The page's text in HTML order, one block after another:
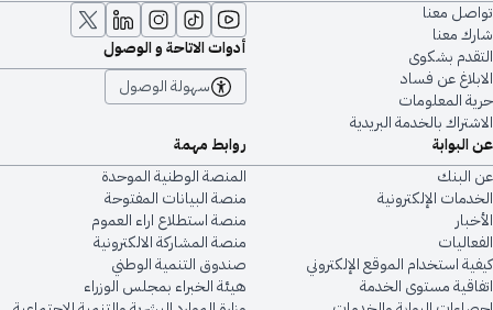
عن البوابة
عن البنك
الخدمات الإلكترونية
الأخبار
الفعاليات
كيفية استخدام الموقع الإلكتروني
اتفاقية مستوى الخدمة
روابط مهمة
المنصة الوطنية الموحدة
منصة البيانات المفتوحة
منصة استطلاع اراء العموم
منصة المشاركة الالكترونية
صندوق التنمية الوطني
هيئة الخبراء بمجلس الوزراء
تواصل معنا
شارك معنا
التقدم بشكوى
الابلاغ عن فساد
حرية المعلومات
الاشتراك بالخدمة البريدية
أدوات الاتاحة و الوصول
سهولة الوصول